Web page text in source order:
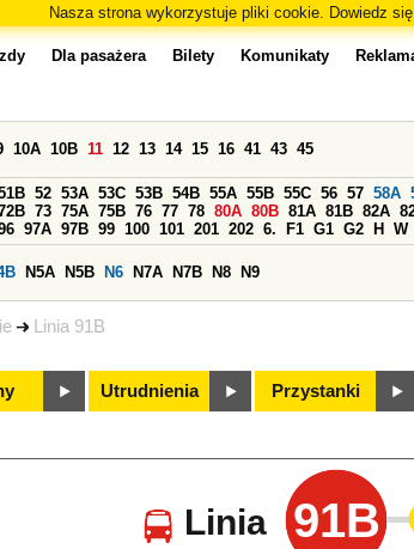
Nasza strona wykorzystuje pliki cookie. Dowiedz
Linia 91B
Dla pasażera Bilety Komunikaty
10A 10B 11 12 13 14 15 16 41 43 45
52 53A 53C 53B 54B 55A 55B 55C 56 57 58A
73 75A 75B 76 77 78 80A 80B 81A 81B 82A
97A 97B 99 100 101 201 202 6. F1 G1 G2 H W
N5A N5B N6 N7A N7B N8 N9
Utrudnienia Przystanki
Linia 91B